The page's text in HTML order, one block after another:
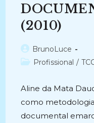
(2010)
Autor
do
BrunoLuce
Categoria
Profissional /
Aline da Mata
como
documental